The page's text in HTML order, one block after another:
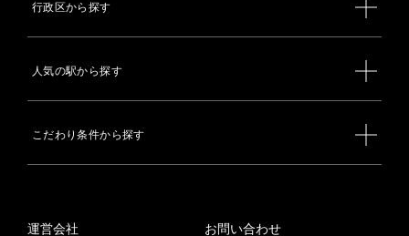
行政区から探す
人気の駅から探す
こだわり条件から探す
運営会社 お問い合わせ